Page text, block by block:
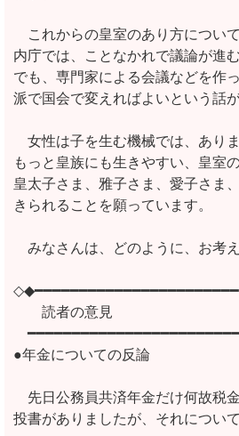
これからの皇室のあり方につい
内庁では、ことなかれで議論が進
でも、専門家による会議などを作
派で国会で変えればよいという話
女性は子を生む機械では、あり
もっと皇族にも生きやすい、皇室
皇太子さま、雅子さま、愛子さま
きられることを願っています。
みなさんは、どのように、お考
読者の意見
●年金についての反論
先日公務員共済年金だけ何故税
投書がありましたが、それについ